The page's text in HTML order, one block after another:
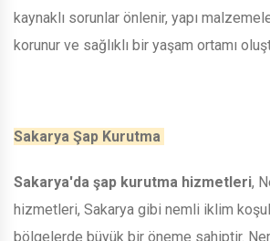
kaynaklı sorunlar önlenir, yapı
korunur ve sağlıklı bir yaşam ortamı
Sakarya Şap Kurutma
Sakarya'da şap kurutma hizmetleri,
hizmetleri, Sakarya gibi nemli iklim
bölgelerde büyük bir öneme sahiptir.